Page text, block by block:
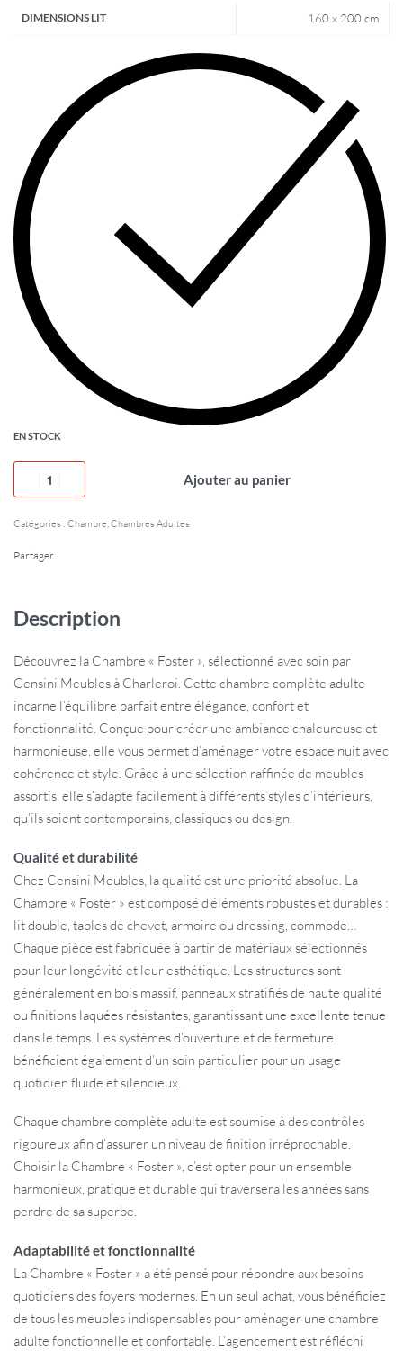
DIMENSIONS LIT 160 x 200 cm
EN STOCK
Ajouter au panier
Catégories : Chambre,Chambres Adultes
Partager
Description
Découvrez la Chambre « Foster », sélectionné avec soin par
Censini Meubles à Charleroi. Cette chambre complète adulte
incarne l’équilibre parfait entre élégance, confort et
fonctionnalité. Conçue pour créer une ambiance chaleureuse et
harmonieuse, elle vous permet d’aménager votre espace nuit avec
cohérence et style. Grâce à une sélection raffinée de meubles
assortis, elle s’adapte facilement à différents styles d’intérieurs,
qu’ils soient contemporains, classiques ou design.
Qualité et durabilité
Chez Censini Meubles, la qualité est une priorité absolue. La
Chambre « Foster » est composé d’éléments robustes et durables :
lit double, tables de chevet, armoire ou dressing, commode…
Chaque pièce est fabriquée à partir de matériaux sélectionnés
pour leur longévité et leur esthétique. Les structures sont
généralement en bois massif, panneaux stratifiés de haute qualité
ou finitions laquées résistantes, garantissant une excellente tenue
dans le temps. Les systèmes d’ouverture et de fermeture
bénéficient également d’un soin particulier pour un usage
quotidien fluide et silencieux.
Chaque chambre complète adulte est soumise à des contrôles
rigoureux afin d’assurer un niveau de finition irréprochable.
Choisir la Chambre « Foster », c’est opter pour un ensemble
harmonieux, pratique et durable qui traversera les années sans
perdre de sa superbe.
Adaptabilité et fonctionnalité
La Chambre « Foster » a été pensé pour répondre aux besoins
quotidiens des foyers modernes. En un seul achat, vous bénéficiez
de tous les meubles indispensables pour aménager une chambre
adulte fonctionnelle et confortable. L’agencement est réfléchi